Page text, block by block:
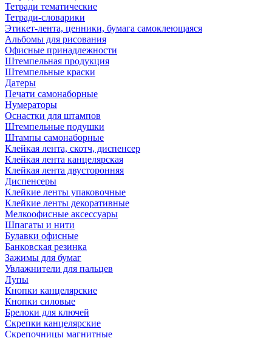
Тетради тематические
Тетради-словарики
Этикет-лента, ценники, бумага самоклеющаяся
Альбомы для рисования
Офисные принадлежности
Штемпельная продукция
Штемпельные краски
Датеры
Печати самонаборные
Нумераторы
Оснастки для штампов
Штемпельные подушки
Штампы самонаборные
Клейкая лента, скотч, диспенсер
Клейкая лента канцелярская
Клейкая лента двусторонняя
Диспенсеры
Клейкие ленты упаковочные
Клейкие ленты декоративные
Мелкоофисные аксессуары
Шпагаты и нити
Булавки офисные
Банковская резинка
Зажимы для бумаг
Увлажнители для пальцев
Лупы
Кнопки канцелярские
Кнопки силовые
Брелоки для ключей
Скрепки канцелярские
Скрепочницы магнитные